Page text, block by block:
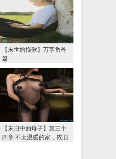
【末世的挽歌】万字番外
篇
【末日中的母子】第三十
四章 不太温暖的家，依旧